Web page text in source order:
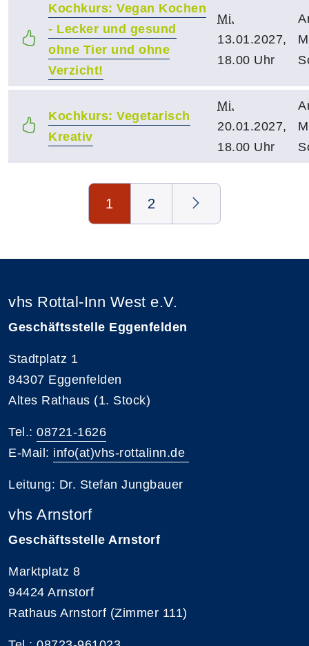
Kochkurs: Vegan Kochen
- Lecker und gesund
ohne Tier und ohne
Verzicht!
Mi.
13.01.2027,
18.00 Uhr
Kochkurs: Vegetarisch
Kreativ
Mi.
20.01.2027,
18.00 Uhr
1 2
vhs Rottal-Inn West e.V.
Geschäftsstelle Eggenfelden
Stadtplatz 1
84307 Eggenfelden
Altes Rathaus (1. Stock)
Tel.: 08721-1626
E-Mail: info(at)vhs-rottalinn.de
Leitung: Dr. Stefan Jungbauer
vhs Arnstorf
Geschäftsstelle Arnstorf
Marktplatz 8
94424 Arnstorf
Rathaus Arnstorf (Zimmer 111)